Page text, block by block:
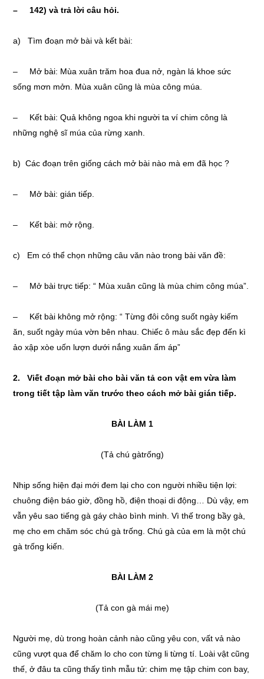
– 142) và trả lời câu hỏi.
a) Tìm đoạn mở bài và kết bài:
– Mở bài: Mùa xuân trăm hoa đua nở, ngàn lá khoe sức
sống mơn mởn. Mùa xuân cũng là mùa công múa.
– Kết bài: Quả không ngoa khi người ta ví chim công là
những nghệ sĩ múa của rừng xanh.
b) Các đoạn trên giống cách mở bài nào mà em đã học ?
– Mở bài: gián tiếp.
– Kết bài: mở rộng.
c) Em có thể chọn những câu văn nào trong bài văn đề:
– Mở bài trực tiếp: “ Mùa xuân cũng là mùa chim công múa”.
– Kết bài không mở rộng: “ Từng đôi công suốt ngày kiếm
ăn, suốt ngày múa vờn bên nhau. Chiếc ô màu sắc đẹp đến kì
ảo xập xòe uốn lượn dưới nắng xuân ấm áp”
2. Viết đoạn mở bài cho bài văn tả con vật em vừa làm
trong tiết tập làm văn trước theo cách mở bài gián tiếp.
BÀI LÀM 1
(Tả chú gàtrống)
Nhịp sống hiện đại mới đem lại cho con người nhiều tiện lợi:
chuông điện báo giờ, đồng hồ, điện thoại di động… Dù vậy, em
vẫn yêu sao tiếng gà gáy chào bình minh. Vì thế trong bầy gà,
mẹ cho em chăm sóc chú gà trống. Chú gà của em là một chú
gà trống kiến.
BÀI LÀM 2
(Tả con gà mái mẹ)
Người mẹ, dù trong hoàn cảnh nào cũng yêu con, vất vả nào
cũng vượt qua để chăm lo cho con từng li từng tí. Loài vật cũng
thế, ở đâu ta cũng thấy tình mẫu tử: chim mẹ tập chim con bay,